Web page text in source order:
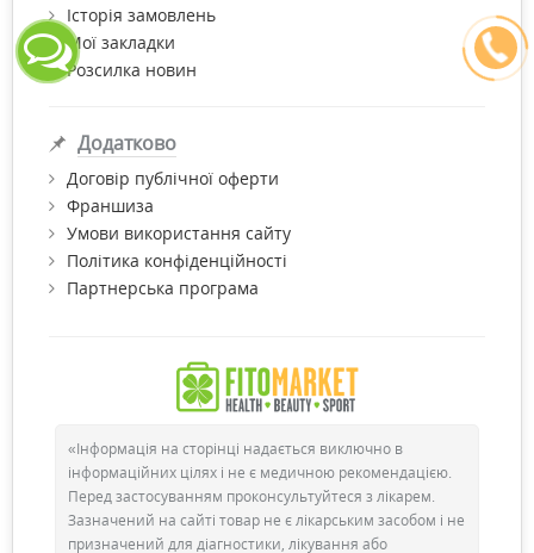
Історія замовлень
Мої закладки
Розсилка новин
Додатково
Договір публічної оферти
Франшиза
Умови використання сайту
Політика конфіденційності
Партнерська програма
«Інформація на сторінці надається виключно в
інформаційних цілях і не є медичною рекомендацією.
Перед застосуванням проконсультуйтеся з лікарем.
Зазначений на сайті товар не є лікарським засобом і не
призначений для діагностики, лікування або